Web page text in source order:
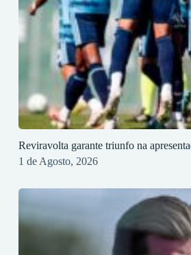
Reviravolta garante triunfo na
1 de Agosto, 2026